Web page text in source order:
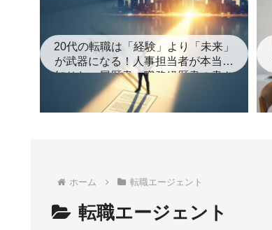
20代の転職は「経験」より「未来」
が武器になる！人事担当者が本当に
知りたい履歴書・職務経歴書の書き
方
ホーム 転職エージェント
転職エージェント